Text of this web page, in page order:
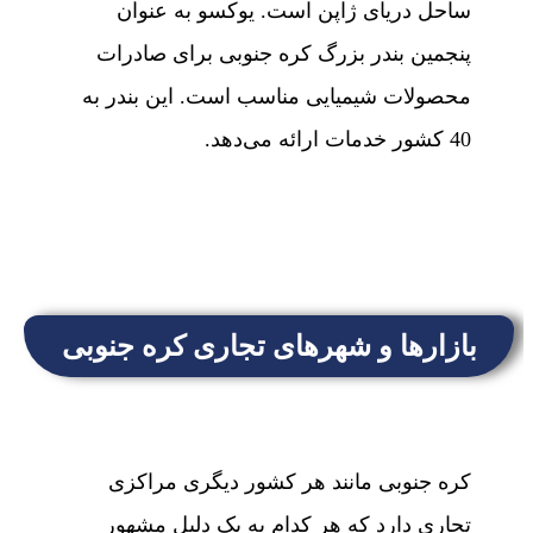
ساحل دریای ژاپن است. یوکسو به عنوان
پنجمین بندر بزرگ کره جنوبی برای صادرات
محصولات شیمیایی مناسب است. این بندر به
40 کشور خدمات ارائه می‌دهد.
بازارها و شهرهای تجاری کره جنوبی
کره جنوبی مانند هر کشور دیگری مراکزی
تجاری دارد که هر کدام به یک دلیل مشهور